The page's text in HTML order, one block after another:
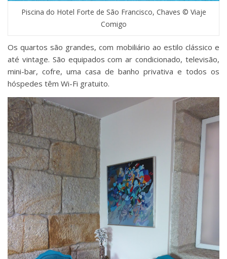
Piscina do Hotel Forte de São Francisco, Chaves © Viaje
Comigo
Os quartos são grandes, com mobiliário ao estilo clássico e
até vintage. São equipados com ar condicionado, televisão,
mini-bar, cofre, uma casa de banho privativa e todos os
hóspedes têm Wi-Fi gratuito.